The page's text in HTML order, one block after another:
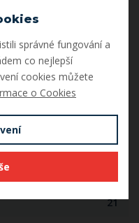
Stáhnout
35
21
správné fungování a
co nejlepší
cookies můžete
o Cookies